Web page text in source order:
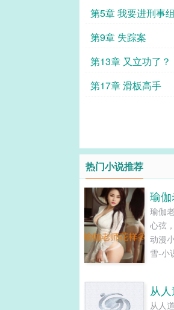
第5章 我要进刑事组
第9章 失踪案
第13章 又立功了？
第17章 滑板高手
热门小说推荐
瑜
瑜伽
心弦
动漫
雪-小
从
从人